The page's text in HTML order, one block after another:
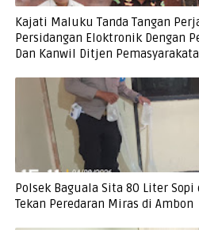
Kajati Maluku Tanda Tangan
Persidangan Eloktronik Dengan
Dan Kanwil Ditjen
Polsek Baguala Sita 80 Liter Sopi
Tekan Peredaran Miras di Ambon